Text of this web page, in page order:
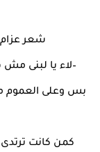
شعر عزام
–لاء يا لبنى
بس وعلى العموم
كمن كانت